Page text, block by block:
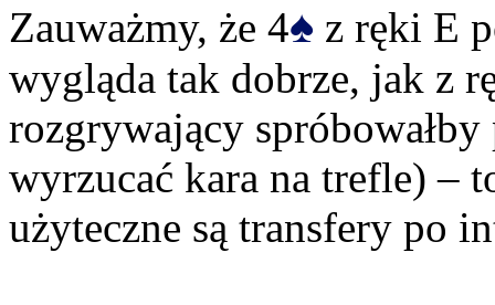
Zauważmy, że 4♠ z ręki E
wygląda tak dobrze, jak z
rozgrywający
wyrzucać kara na trefle) –
użyteczne są transfery po